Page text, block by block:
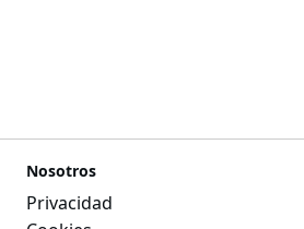
Nosotros
Privacidad